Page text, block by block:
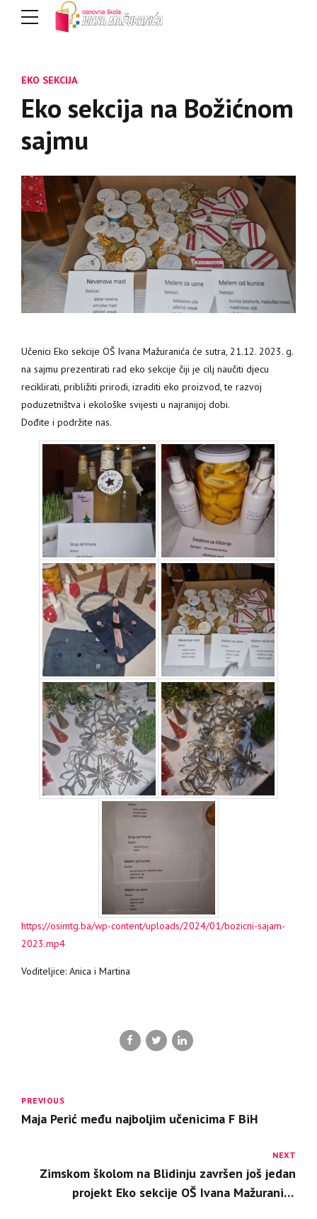
EKO SEKCIJA
Eko sekcija na Božićnom
sajmu
Učenici Eko sekcije OŠ Ivana Mažuranića će sutra, 21.12. 2023. g.
na sajmu prezentirati rad eko sekcije čiji je cilj naučiti djecu
reciklirati, približiti prirodi, izraditi eko proizvod, te razvoj
poduzetništva i ekološke svijesti u najranijoj dobi.
Dođite i podržite nas.
https://osimtg.ba/wp-content/uploads/2024/01/bozicni-sajam-
2023.mp4
Voditeljice: Anica i Martina
PREVIOUS
Maja Perić među najboljim učenicima F BiH
NEXT
Zimskom školom na Blidinju završen još jedan
projekt Eko sekcije OŠ Ivana Mažuranića